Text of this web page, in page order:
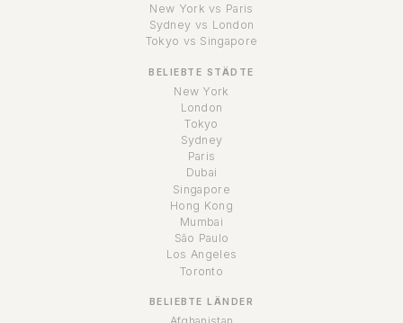
New York vs Paris
Sydney vs London
Tokyo vs Singapore
BELIEBTE STÄDTE
New York
London
Tokyo
Sydney
Paris
Dubai
Singapore
Hong Kong
Mumbai
São Paulo
Los Angeles
Toronto
BELIEBTE LÄNDER